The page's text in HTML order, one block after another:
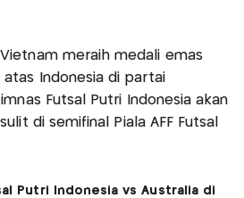
Vietnam meraih medali emas
Indonesia di partai
Futsal Putri Indonesia akan
di semifinal Piala AFF Futsal
Putri Indonesia vs Australia di